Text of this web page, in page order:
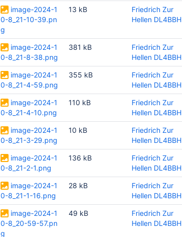
image-2024-1
0-8_21-10-39.pn
g
13 kB
Friedrich Zur
Hellen DL4BBH
image-2024-1
0-8_21-8-38.png
381 kB
Friedrich Zur
Hellen DL4BBH
image-2024-1
0-8_21-4-59.png
355 kB
Friedrich Zur
Hellen DL4BBH
image-2024-1
0-8_21-4-10.png
110 kB
Friedrich Zur
Hellen DL4BBH
image-2024-1
0-8_21-3-29.png
10 kB
Friedrich Zur
Hellen DL4BBH
image-2024-1
0-8_21-2-1.png
136 kB
Friedrich Zur
Hellen DL4BBH
image-2024-1
0-8_21-1-16.png
28 kB
Friedrich Zur
Hellen DL4BBH
image-2024-1
0-8_20-59-57.pn
g
49 kB
Friedrich Zur
Hellen DL4BBH